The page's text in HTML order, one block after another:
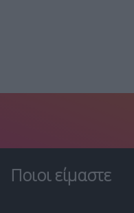
Ποιοι είμαστε